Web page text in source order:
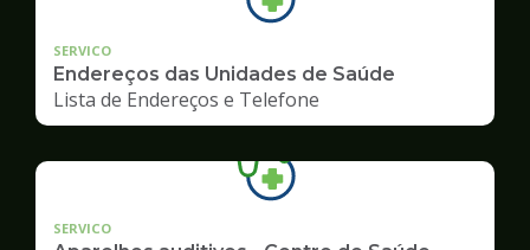
SERVICO
Endereços das Unidades de Saúde
Lista de Endereços e Telefone
SERVICO